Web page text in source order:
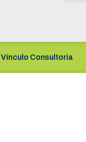
Vínculo Consultoria